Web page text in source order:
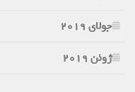
جولای 2019
ژوئن 2019